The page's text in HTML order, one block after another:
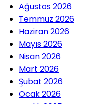
Ağustos 2026
Temmuz 2026
Haziran 2026
Mayıs 2026
Nisan 2026
Mart 2026
Şubat 2026
Ocak 2026